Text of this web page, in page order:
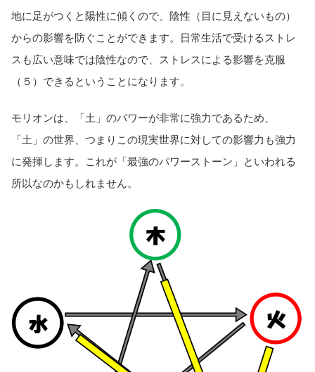
地に足がつくと陽性に傾くので、陰性（目に見えないもの）
からの影響を防ぐことができます。日常生活で受けるストレ
スも広い意味では陰性なので、ストレスによる影響を克服
（５）できるということになります。
モリオンは、「土」のパワーが非常に強力であるため、
「土」の世界、つまりこの現実世界に対しての影響力も強力
に発揮します。これが「最強のパワーストーン」といわれる
所以なのかもしれません。